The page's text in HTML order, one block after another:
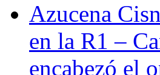
Azucena
en la R1 –
encabezó el